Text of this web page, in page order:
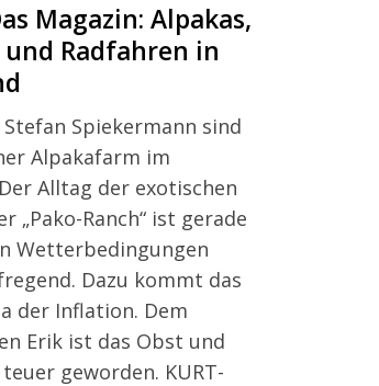
Magazin: Alpakas,
Radfahren in
Spiekermann sind
Alpakafarm im
Alltag der exotischen
„Pako-Ranch“ ist gerade
Wetterbedingungen
Dazu kommt das
der Inflation. Dem
Erik ist das Obst und
geworden. KURT-